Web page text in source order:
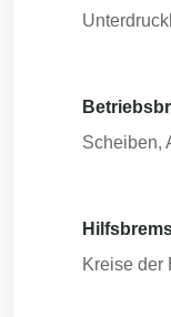
Scheiben,
Kreise der